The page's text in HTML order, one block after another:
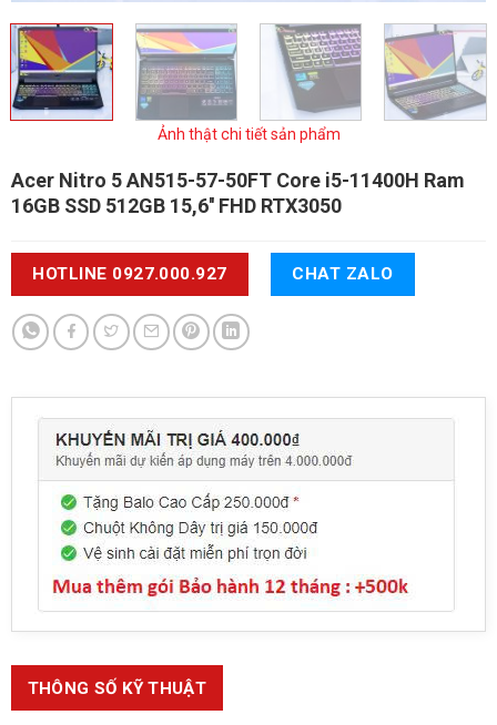
Ảnh thật chi tiết sản phẩm
Acer Nitro 5 AN515-57-50FT Core i5-11400H Ram
16GB SSD 512GB 15,6'' FHD RTX3050
HOTLINE 0927.000.927 CHAT ZALO
THÔNG SỐ KỸ THUẬT